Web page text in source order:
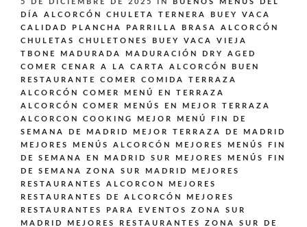
5 DE DICIEMBRE DE 2025 IN
BUENOS MENÚS DEL
DÍA ALCORCÓN
CHULETA TERNERA BUEY VACA
CALIDAD PLANCHA PARRILLA BRASA ALCORCÓN
CHULETAS CHULETONES BUEY VACA VIEJA
TBONE MADURADA MADURACIÓN DRY AGED
COMER CENAR A LA CARTA ALCORCÓN BUEN
RESTAURANTE
COMER COMIDA TERRAZA
ALCORCÓN
COMER MENÚ EN TERRAZA
ALCORCÓN
COMER MENÚS EN MEJOR TERRAZA
ALCORCON
COOKING
MEJOR MENÚ FIN DE
SEMANA DE MADRID
MEJOR TERRAZA DE MADRID
MEJORES MENÚS ALCORCÓN
MEJORES MENÚS FIN
DE SEMANA EN MADRID SUR
MEJORES MENÚS FIN
DE SEMANA ZONA SUR MADRID
MEJORES
RESTAURANTES ALCORCON
MEJORES
RESTAURANTES DE ALCORCÓN
MEJORES
RESTAURANTES PARA EVENTOS ZONA SUR
MADRID
MEJORES RESTAURANTES ZONA SUR DE